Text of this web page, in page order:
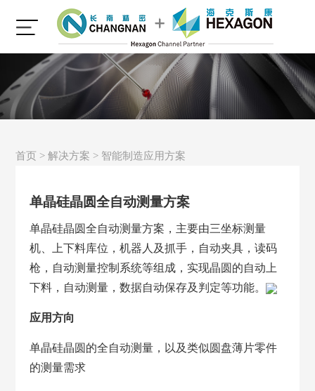
首页 >解决方案 > 智能制造应用方案
单晶硅晶圆全自动测量方案
单晶硅晶圆全自动测量方案，主要由三坐标测量
机、上下料库位，机器人及抓手，自动夹具，读码
枪，自动测量控制系统等组成，实现晶圆的自动上
下料，自动测量，数据自动保存及判定等功能。
应用方向
单晶硅晶圆的全自动测量，以及类似圆盘薄片零件
的测量需求